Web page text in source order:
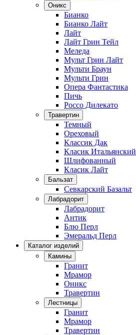
Оникс
Бианко
Бианко Лайт
Лайт
Лайт Грин Тейл
Меледа
Мульт Грин Лайт
Мульти Браун
Мульти Грин
Опера Фантастика
Пичь
Россо Дилекато
Травертин
Темный
Ореховый
Классик Дак
Класик Итальянский
Шлифованный
Класик Лайт
Бальзат
Севкарский Базальт
Лабрадорит
Лабрадорит
Антик
Блю Перл
Эмеральд Перл
Каталог изделий
Камины
Гранит
Мрамор
Оникс
Травертин
Лестницы
Гранит
Мрамор
Травертин